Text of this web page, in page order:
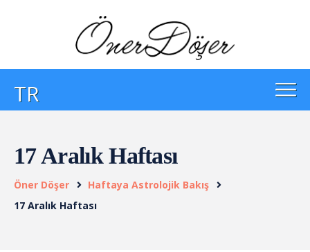
TR
17 Aralık Haftası
Öner Döşer
Haftaya Astrolojik Bakış
17 Aralık Haftası